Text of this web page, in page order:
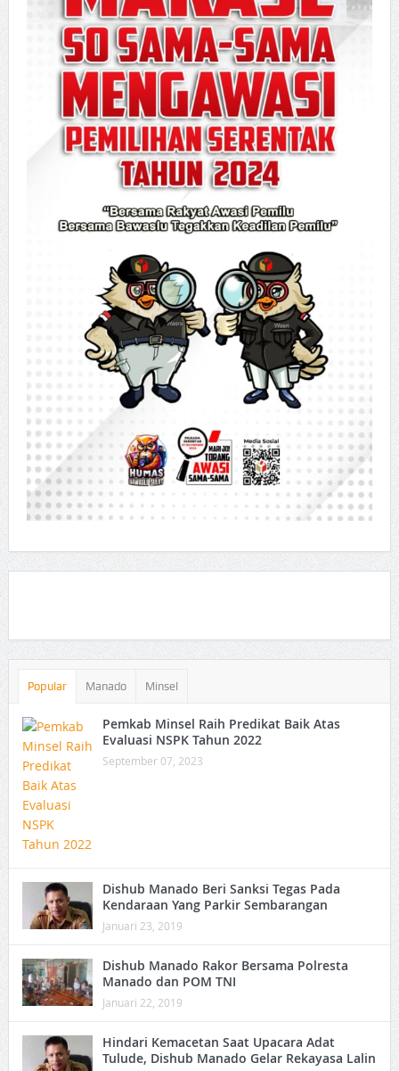
Popular Manado Minsel
Pemkab Minsel Raih Predikat Baik Atas
Evaluasi NSPK Tahun 2022
September 07, 2023
Dishub Manado Beri Sanksi Tegas Pada
Kendaraan Yang Parkir Sembarangan
Januari 23, 2019
Dishub Manado Rakor Bersama Polresta
Manado dan POM TNI
Januari 22, 2019
Hindari Kemacetan Saat Upacara Adat
Tulude, Dishub Manado Gelar Rekayasa Lalin